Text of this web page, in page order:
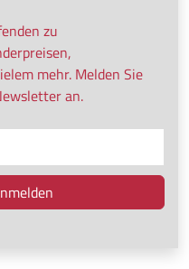
zu
mehr. Melden Sie
an.